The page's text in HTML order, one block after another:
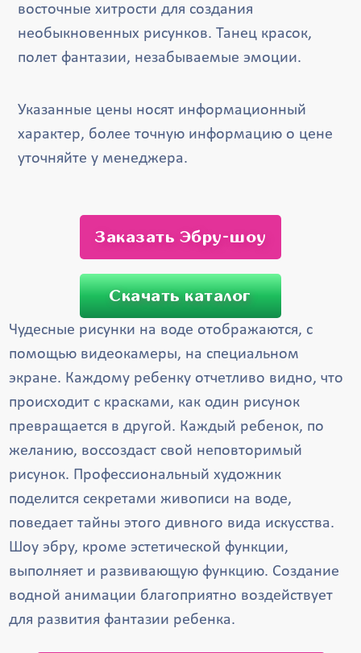
восточные хитрости для создания
необыкновенных рисунков. Танец красок,
полет фантазии, незабываемые эмоции.
Указанные цены носят информационный
характер, более точную информацию о цене
уточняйте у менеджера.
Заказать Эбру-шоу
Скачать каталог
Чудесные рисунки на воде отображаются, с
помощью видеокамеры, на специальном
экране. Каждому ребенку отчетливо видно, что
происходит с красками, как один рисунок
превращается в другой. Каждый ребенок, по
желанию, воссоздаст свой неповторимый
рисунок. Профессиональный художник
поделится секретами живописи на воде,
поведает тайны этого дивного вида искусства.
Шоу эбру, кроме эстетической функции,
выполняет и развивающую функцию. Создание
водной анимации благоприятно воздействует
для развития фантазии ребенка.